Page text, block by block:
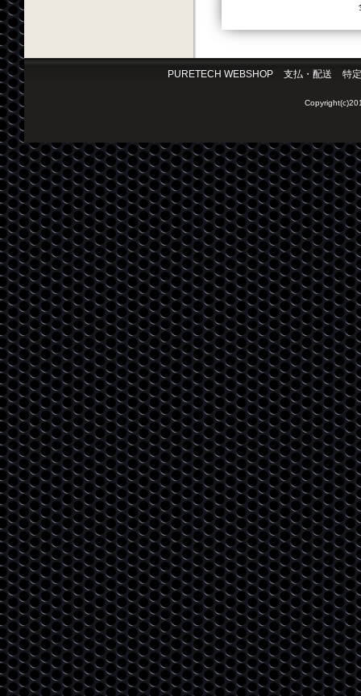
PURETECH WEBSHOP 支払・配送 特